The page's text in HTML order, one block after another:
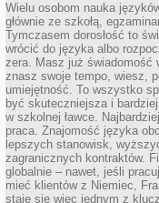
Wielu osobom nauka
głównie ze szkołą,
Tymczasem dorosłość to
wrócić do języka albo
zera. Masz już świadomość
znasz swoje tempo, wiesz,
umiejętność. To wszystko
być skuteczniejsza i
w szkolnej ławce.
praca. Znajomość języka
lepszych stanowisk,
zagranicznych kontraktów.
globalnie – nawet, jeśli
mieć klientów z Niemiec,
staje się więc jednym z